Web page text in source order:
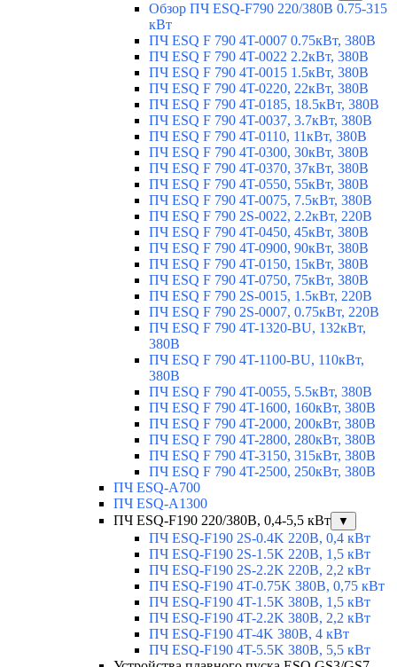
Обзор ПЧ ESQ-F790 220/380В 0.75-315
кВт
ПЧ ESQ F 790 4T-0007 0.75кВт, 380В
ПЧ ESQ F 790 4T-0022 2.2кВт, 380В
ПЧ ESQ F 790 4T-0015 1.5кВт, 380В
ПЧ ESQ F 790 4T-0220, 22кВт, 380В
ПЧ ESQ F 790 4T-0185, 18.5кВт, 380В
ПЧ ESQ F 790 4T-0037, 3.7кВт, 380В
ПЧ ESQ F 790 4T-0110, 11кВт, 380В
ПЧ ESQ F 790 4T-0300, 30кВт, 380В
ПЧ ESQ F 790 4T-0370, 37кВт, 380В
ПЧ ESQ F 790 4T-0550, 55кВт, 380В
ПЧ ESQ F 790 4T-0075, 7.5кВт, 380В
ПЧ ESQ F 790 2S-0022, 2.2кВт, 220В
ПЧ ESQ F 790 4T-0450, 45кВт, 380В
ПЧ ESQ F 790 4T-0900, 90кВт, 380В
ПЧ ESQ F 790 4T-0150, 15кВт, 380В
ПЧ ESQ F 790 4T-0750, 75кВт, 380В
ПЧ ESQ F 790 2S-0015, 1.5кВт, 220В
ПЧ ESQ F 790 2S-0007, 0.75кВт, 220В
ПЧ ESQ F 790 4T-1320-BU, 132кВт,
380В
ПЧ ESQ F 790 4T-1100-BU, 110кВт,
380В
ПЧ ESQ F 790 4T-0055, 5.5кВт, 380В
ПЧ ESQ F 790 4T-1600, 160кВт, 380В
ПЧ ESQ F 790 4T-2000, 200кВт, 380В
ПЧ ESQ F 790 4T-2800, 280кВт, 380В
ПЧ ESQ F 790 4T-3150, 315кВт, 380В
ПЧ ESQ F 790 4T-2500, 250кВт, 380В
ПЧ ESQ-A700
ПЧ ESQ-A1300
ПЧ ESQ-F190 220/380В, 0,4-5,5 кВт
▼
ПЧ ESQ-F190 2S-0.4K 220В, 0,4 кВт
ПЧ ESQ-F190 2S-1.5K 220В, 1,5 кВт
ПЧ ESQ-F190 2S-2.2K 220В, 2,2 кВт
ПЧ ESQ-F190 4T-0.75K 380В, 0,75 кВт
ПЧ ESQ-F190 4T-1.5K 380В, 1,5 кВт
ПЧ ESQ-F190 4T-2.2K 380В, 2,2 кВт
ПЧ ESQ-F190 4T-4K 380В, 4 кВт
ПЧ ESQ-F190 4T-5.5K 380В, 5,5 кВт